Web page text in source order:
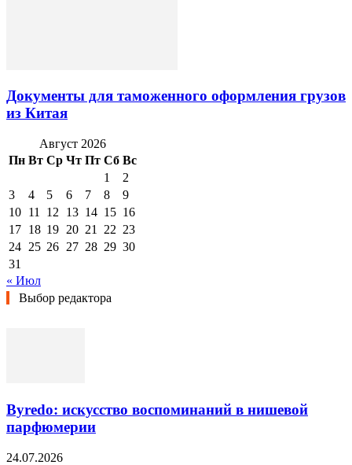
Документы для таможенного оформления грузов
из Китая
Август 2026
Пн Вт Ср Чт Пт Сб Вс
1
2
3
4 5 6 7 8
9
10 11 12 13 14 15 16
17 18 19 20 21 22 23
24 25 26 27 28 29 30
31
« Июл
Выбор редактора
Byredo: искусство воспоминаний в нишевой
парфюмерии
24.07.2026